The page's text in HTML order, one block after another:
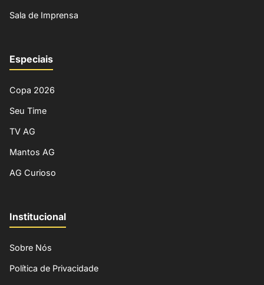
Sala de Imprensa
Especiais
Copa 2026
Seu Time
TV AG
Mantos AG
AG Curioso
Institucional
Sobre Nós
Política de Privacidade